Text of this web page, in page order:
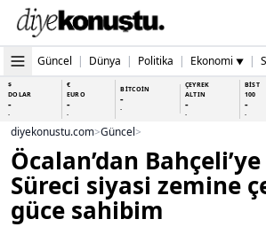
Güncel | Dünya | Politika | Ekonomi ▼ |
$
DOLAR
-
-
€
EURO
-
-
BİTCOİN
-
-
ÇEYREK
ALTIN
-
-
BİST
100
-
-
diyekonustu.com>Güncel>
Öcalan’dan
Süreci siyasi zemine
güce sahibim